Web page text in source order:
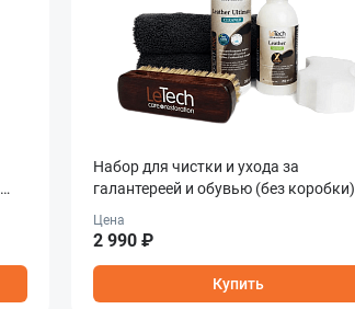
Набор для чистки и ухода за
галантереей и обувью (без коробки)
Цена
2 990 ₽
Купить